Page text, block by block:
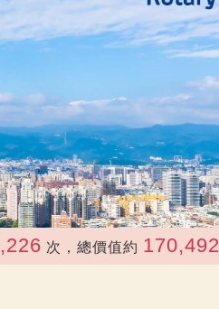
次，總價值約 170,492,967